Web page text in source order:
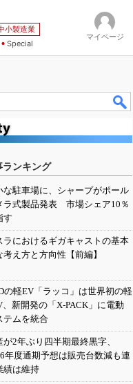
小製造業
Special
マイページ
ランキング
な駐車場に、シャープがポール
ラ式製品発表 市場シェア10％
す
ラにおけるギガキャストの基本
考え方と方向性【前編】
の軽EV「ラッコ」は世界初の軽
、新開発の「X-PACK」に電動
テムを統合
が2年ぶり四半期最終黒字、
年度通期予想は販売台数減も連
績は維持